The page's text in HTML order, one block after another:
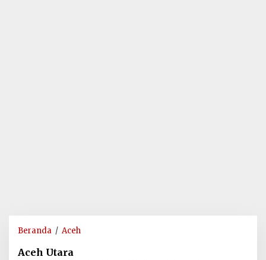
Beranda / Aceh
Aceh Utara